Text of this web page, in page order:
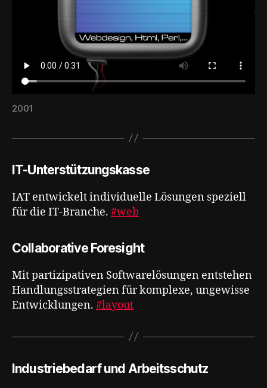
2001
IT-Unterstützungskasse
IAT entwickelt individuelle Lösungen speziell
für die IT-Branche. #web
Collaborative Foresight
Mit partizipativen Softwarelösungen entstehen
Handlungsstrategien für komplexe, ungewisse
Entwicklungen​​​​​​​​​​​​​​​​. #layout
Industriebedarf und Arbeitsschutz